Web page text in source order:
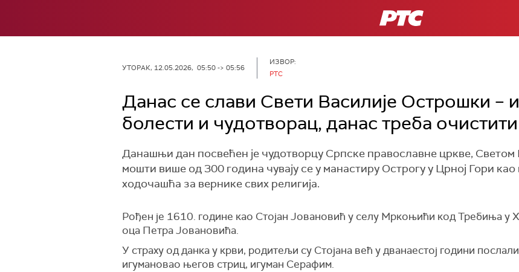
РТС
УТОРАК, 12.05.2026, 05:50 -> 05:56
ИЗВОР:
РТС
Данас се слави Свети Василије Острошки –
болести и чудотворац, данас треба
Данашњи дан посвећен је чудотворцу Српске православне цркве,
мошти више од 300 година чувају се у манастиру Острогу у Црној Гори
ходочашћа за вернике свих религија.
Рођен је 1610. године као Стојан Јовановић у селу Мркоњићи код Требиња у
оца Петра Јовановића.
У страху од данка у крви, родитељи су Стојана већ у дванаестој години
игумановао његов стриц, игуман Серафим.